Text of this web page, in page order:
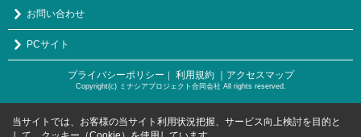
お問い合わせ
PCサイト
プライバシーポリシー ｜ 利用規約 ｜アクセスマップ
Copyright(c) ミナシアプロジェクト合同会社 All rights reserved.
当サイトでは、お客様の当サイト利用状況把握、サービス向上検討を目的と